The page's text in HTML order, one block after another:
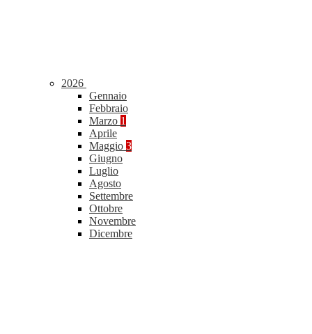
2026
Gennaio
Febbraio
Marzo 1
Aprile
Maggio 3
Giugno
Luglio
Agosto
Settembre
Ottobre
Novembre
Dicembre